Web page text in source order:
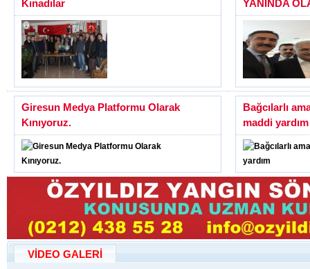
Kınadılar
YANINDA
Giresun Medya Platformu Olarak
Kınıyoruz.
Bağcılarlı
maddi yardım
VİDEO GALERİ